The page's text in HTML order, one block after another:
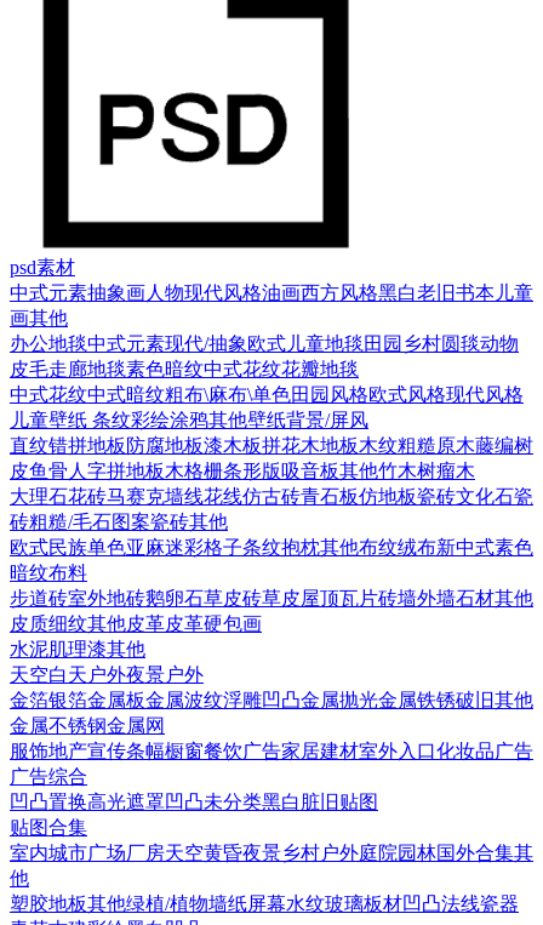
psd素材
中式元素抽象画人物现代风格油画西方风格黑白老旧书本 儿童
画其他
办公地毯中式元素现代/抽象欧式 儿童地毯 田园乡村圆毯动物
皮毛走廊地毯素色暗纹中式花纹花瓣地毯
中式花纹中式暗纹粗布\麻布\单色田园风格欧式风格现代风格
儿童壁纸 条纹彩绘涂鸦其他壁纸背景/屏风
直纹错拼地板 防腐地板漆木板拼花木地板木纹粗糙原木藤编树
皮鱼骨人字拼地板木格栅条形版吸音板其他竹木树瘤木
大理石花砖马赛克墙线花线仿古砖青石板仿地板瓷砖文化石瓷
砖粗糙/毛石图案瓷砖其他
欧式民族单色亚麻迷彩格子条纹抱枕其他布纹绒布新中式素色
暗纹布料
步道砖室外地砖鹅卵石草皮砖草皮屋顶瓦片砖墙外墙石材其他
皮质细纹其他皮革皮革硬包画
水泥肌理漆其他
天空白天户外夜景户外
金箔银箔金属板金属波纹浮雕凹凸金属抛光金属铁锈破旧其他
金属不锈钢金属网
服饰地产宣传条幅橱窗餐饮广告家居建材室外入口化妆品广告
广告综合
凹凸置换高光遮罩凹凸未分类黑白脏旧贴图
贴图合集
室内城市广场厂房天空黄昏夜景乡村户外庭院园林国外合集其
他
塑胶地板其他绿植/植物墙纸屏幕水纹玻璃板材凹凸法线瓷器